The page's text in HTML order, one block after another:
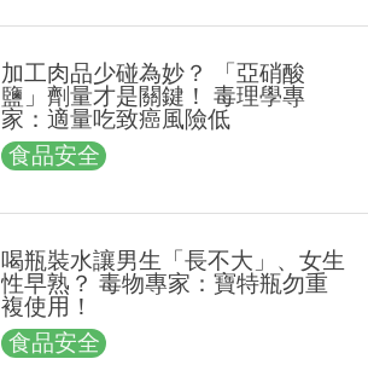
加工肉品少碰為妙？ 「亞硝酸
鹽」劑量才是關鍵！ 毒理學專
家：適量吃致癌風險低
食品安全
喝瓶裝水讓男生「長不大」、女生
性早熟？ 毒物專家：寶特瓶勿重
複使用！
食品安全